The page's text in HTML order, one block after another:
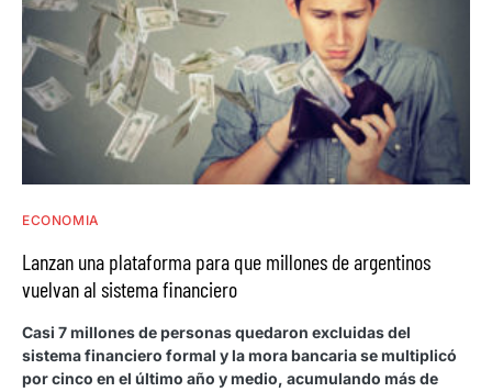
ECONOMIA
Lanzan una plataforma para que millones de argentinos
vuelvan al sistema financiero
Casi 7 millones de personas quedaron excluidas del
sistema financiero formal y la mora bancaria se multiplicó
por cinco en el último año y medio, acumulando más de